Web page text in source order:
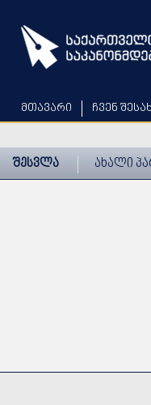
main
content
მთავარი ჩვენ
შესვლა ახალი